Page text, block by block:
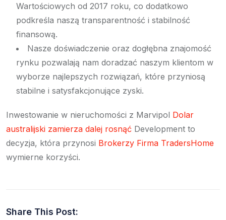
Wartościowych od 2017 roku, co dodatkowo
podkreśla naszą transparentność i stabilność
finansową.
Nasze doświadczenie oraz dogłębna znajomość
rynku pozwalają nam doradzać naszym klientom w
wyborze najlepszych rozwiązań, które przyniosą
stabilne i satysfakcjonujące zyski.
Inwestowanie w nieruchomości z Marvipol Dolar
australijski zamierza dalej rosnąć Development to
decyzja, która przynosi Brokerzy Firma TradersHome
wymierne korzyści.
Share This Post: